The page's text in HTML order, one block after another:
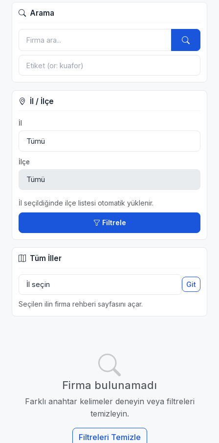
Arama
İl / İlçe
İl
İlçe
İl seçildiğinde ilçe listesi otomatik yüklenir.
Filtrele
Tüm İller
Git
Seçilen ilin firma rehberi sayfasını açar.
Firma bulunamadı
Farklı anahtar kelimeler deneyin veya filtreleri
temizleyin.
Filtreleri Temizle